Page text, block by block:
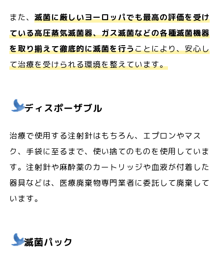
また、 滅菌に厳しいヨーロッパでも最高の評価を受け
ている高圧蒸気滅菌器、ガス滅菌などの各種滅菌機器
を取り揃えて徹底的に滅菌を行うことにより、安心し
て治療を受けられる環境を整えています。
ディスポーザブル
治療で使用する注射針はもちろん、エプロンやマス
ク、手袋に至るまで、使い捨てのものを使用していま
す。注射針や麻酔薬のカートリッジや血液が付着した
器具などは、医療廃棄物専門業者に委託して廃棄して
います。
滅菌パック